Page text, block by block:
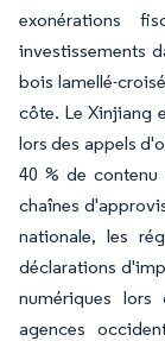
exonérations
investissements
bois lamellé-
côte. Le Xinjiang
lors des appels
40 % de contenu
chaînes
nationale, les
déclarations
numériques lors
agences